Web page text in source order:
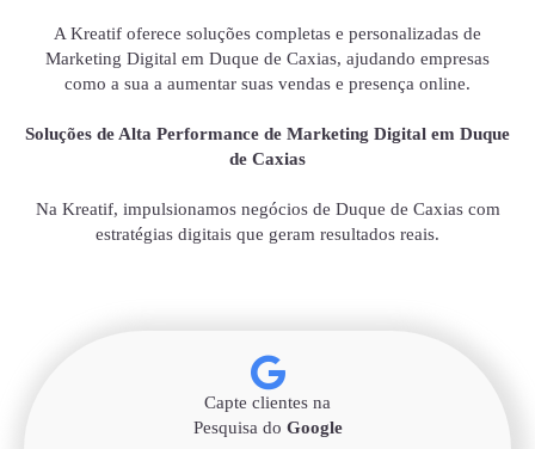
A Kreatif oferece soluções completas e personalizadas de
Marketing Digital em Duque de Caxias, ajudando empresas
como a sua a aumentar suas vendas e presença online.
Soluções de Alta Performance de Marketing Digital em Duque
de Caxias
Na Kreatif, impulsionamos negócios de Duque de Caxias com
estratégias digitais que geram resultados reais.
Capte clientes na
Pesquisa do Google